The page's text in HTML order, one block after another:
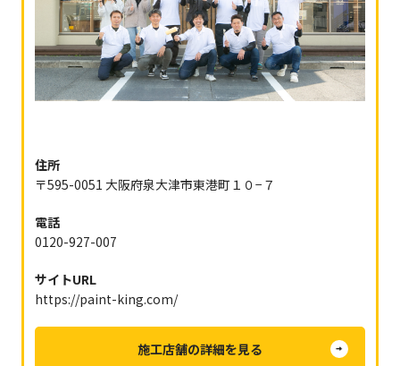
住所
〒595-0051 大阪府泉大津市東港町１０−７
電話
0120-927-007
サイトURL
https://paint-king.com/
施工店舗の詳細を見る